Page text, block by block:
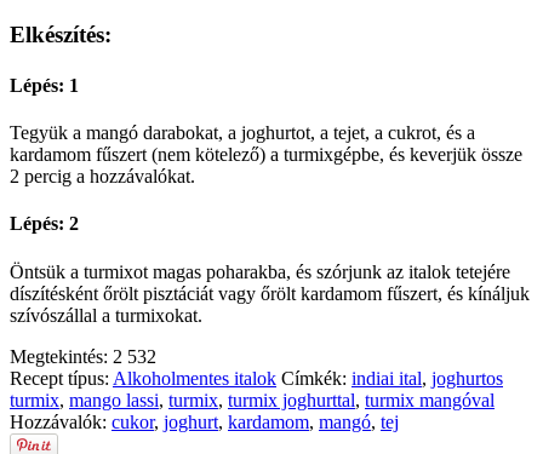
Elkészítés:
Lépés: 1
Tegyük a mangó darabokat, a joghurtot, a tejet, a cukrot, és a
kardamom fűszert (nem kötelező) a turmixgépbe, és keverjük össze
2 percig a hozzávalókat.
Lépés: 2
Öntsük a turmixot magas poharakba, és szórjunk az italok tetejére
díszítésként őrölt pisztáciát vagy őrölt kardamom fűszert, és kínáljuk
szívószállal a turmixokat.
Megtekintés: 2 532
Recept típus: Alkoholmentes italok Címkék: indiai ital, joghurtos
turmix, mango lassi, turmix, turmix joghurttal, turmix mangóval
Hozzávalók: cukor, joghurt, kardamom, mangó, tej